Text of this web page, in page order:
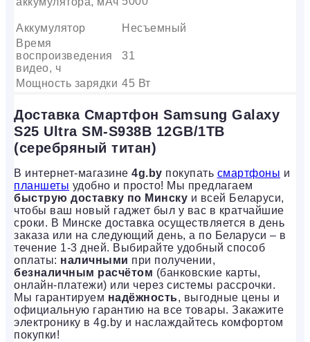
Аккумулятор
Несъемный
Время
воспроизведения
видео, ч
31
Мощность зарядки 45 Вт
Доставка Смартфон Samsung Galaxy
S25 Ultra SM-S938B 12GB/1TB
(серебряный титан)
В интернет-магазине 4g.by покупать смартфоны и
планшеты удобно и просто! Мы предлагаем
быструю доставку по Минску и всей Беларуси,
чтобы ваш новый гаджет был у вас в кратчайшие
сроки. В Минске доставка осуществляется в день
заказа или на следующий день, а по Беларуси – в
течение 1-3 дней. Выбирайте удобный способ
оплаты: наличными при получении,
безналичным расчётом (банковские карты,
онлайн-платежи) или через системы рассрочки.
Мы гарантируем надёжность, выгодные цены и
официальную гарантию на все товары. Закажите
электронику в 4g.by и наслаждайтесь комфортом
покупки!